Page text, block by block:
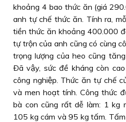
khoảng 4 bao thức ăn (giá
anh tự chế thức ăn. Tính ra,
tiền thức ăn khoảng 400.000
tự trộn của anh cũng có cùng
trọng lượng của heo cũng
Ðã vậy, sức đề kháng còn
công nghiệp. Thức ăn tự chế
và men hoạt tính. Công thức
bà con cũng rất dễ làm: 1 kg
105 kg cám và 95 kg tấm.